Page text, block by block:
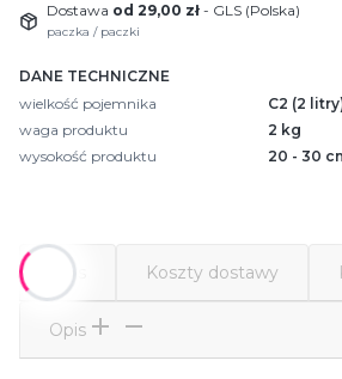
Dostawa od 29,00 zł - GLS (Polska)
paczka / paczki
DANE TECHNICZNE
wielkość pojemnika
C2 (2
waga produktu
2 kg
wysokość produktu
20 - 30
Koszty dostawy
Opis